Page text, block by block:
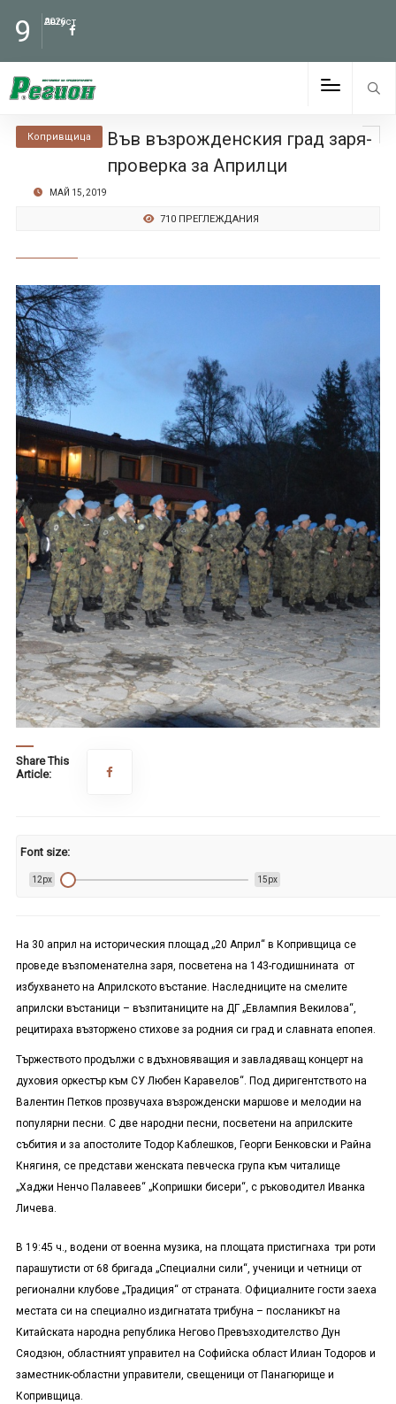
9 Август
2026
Копривщица
Във възрожденския град заря-
проверка за Априлци
МАЙ 15, 2019
710 ПРЕГЛЕЖДАНИЯ
Share This
Article:
Font size:
12px 15px
На 30 април на историческия площад „20 Април“ в Копривщица се
проведе възпоменателна заря, посветена на 143-годишнината от
избухването на Априлското въстание. Наследниците на смелите
априлски въстаници – възпитаниците на ДГ „Евлампия Векилова“,
рецитираха възторжено стихове за родния си град и славната епопея.
Тържеството продължи с вдъхновяващия и завладяващ концерт на
духовия оркестър към СУ Любен Каравелов“. Под диригентството на
Валентин Петков прозвучаха възрожденски маршове и мелодии на
популярни песни. С две народни песни, посветени на априлските
събития и за апостолите Тодор Каблешков, Георги Бенковски и Райна
Княгиня, се представи женската певческа група към читалище
„Хаджи Ненчо Палавеев“ „Копришки бисери“, с ръководител Иванка
Личева.
В 19:45 ч., водени от военна музика, на площата пристигнаха три роти
парашутисти от 68 бригада „Специални сили“, ученици и четници от
регионални клубове „Традиция“ от страната. Официалните гости заеха
местата си на специално издигнатата трибуна – посланикът на
Китайската народна република Негово ПревъзходителствоДун
Сяодзюн, областният управител на Софийска област Илиан Тодоров и
заместник-областни управители, свещеници от Панагюрище и
Копривщица.